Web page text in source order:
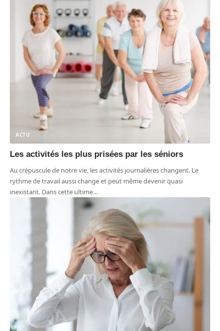
ACTU
Les activités les plus prisées par les séniors
Au crépuscule de notre vie, les activités journalières changent. Le
rythme de travail aussi change et peut même devenir quasi
inexistant. Dans cette ultime…